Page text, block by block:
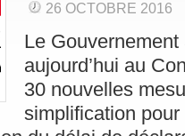
26 OCTOBRE 2016
Le Gouvernement
aujourd’hui au
30 nouvelles
simplification